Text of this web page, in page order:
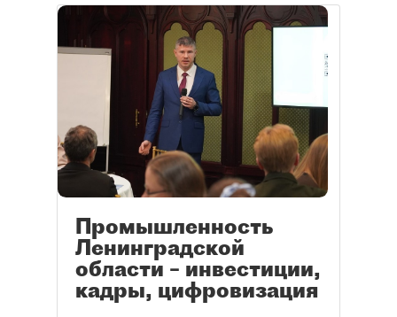
Промышленность
Ленинградской
области – инвестиции,
кадры, цифровизация